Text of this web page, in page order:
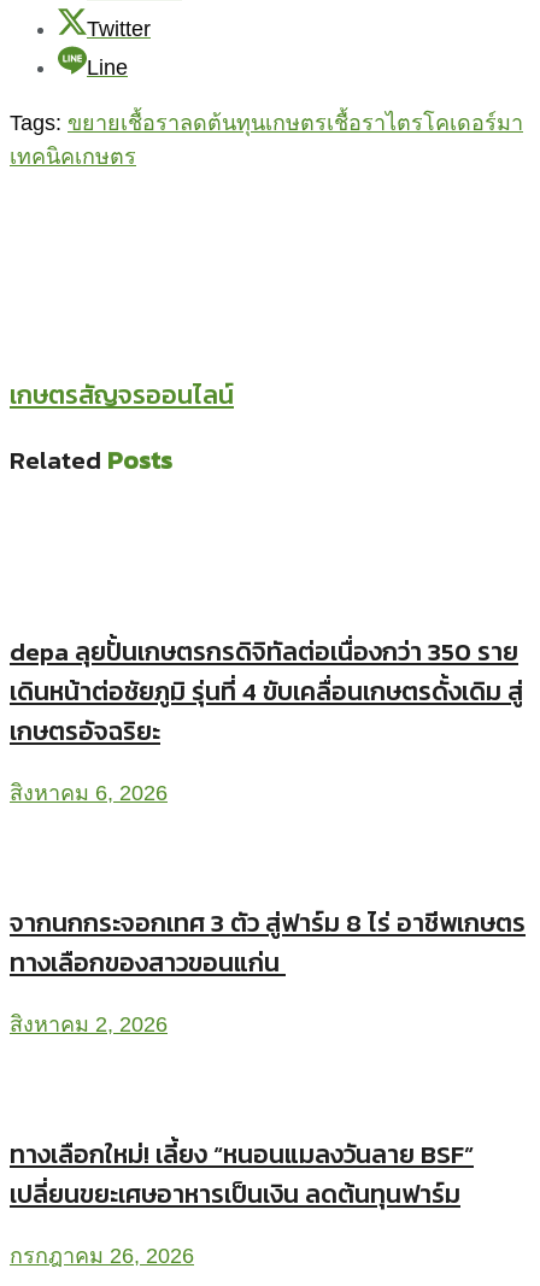
Twitter
Line
Tags: ขยายเชื้อราลดต้นทุนเกษตรเชื้อราไตรโคเดอร์มา
เทคนิคเกษตร
เกษตรสัญจรออนไลน์
Related Posts
depa ลุยปั้นเกษตรกรดิจิทัลต่อเนื่องกว่า 350 ราย
เดินหน้าต่อชัยภูมิ รุ่นที่ 4 ขับเคลื่อนเกษตรดั้งเดิม สู่
เกษตรอัจฉริยะ
สิงหาคม 6, 2026
จากนกกระจอกเทศ 3 ตัว สู่ฟาร์ม 8 ไร่ อาชีพเกษตร
ทางเลือกของสาวขอนแก่น
สิงหาคม 2, 2026
ทางเลือกใหม่! เลี้ยง “หนอนแมลงวันลาย BSF”
เปลี่ยนขยะเศษอาหารเป็นเงิน ลดต้นทุนฟาร์ม
กรกฎาคม 26, 2026